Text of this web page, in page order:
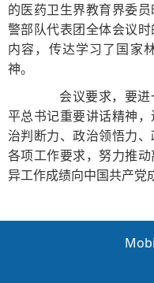
的医药卫生界教育界委
警部队代表团全体会议
内容，传达学习了国家
神。
会议要求，要进
平总书记重要讲话精神
治判断力、政治领悟力
各项工作要求，努力推
异工作成绩向中国共产党